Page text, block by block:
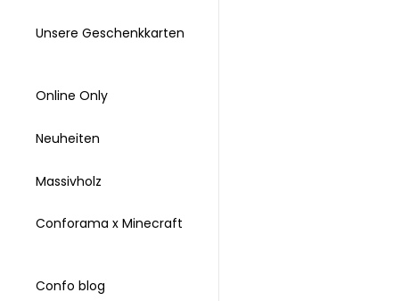
Unsere Geschenkkarten
Online Only
Neuheiten
Massivholz
Conforama x Minecraft
Confo blog